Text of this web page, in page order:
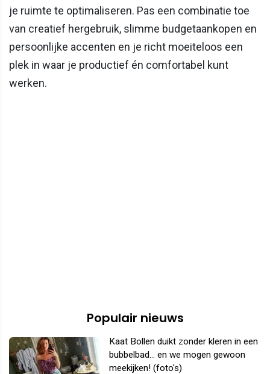
je ruimte te optimaliseren. Pas een combinatie toe
van creatief hergebruik, slimme budgetaankopen en
persoonlijke accenten en je richt moeiteloos een
plek in waar je productief én comfortabel kunt
werken.
Populair nieuws
Kaat Bollen duikt zonder kleren in een
bubbelbad... en we mogen gewoon
meekijken! (foto's)